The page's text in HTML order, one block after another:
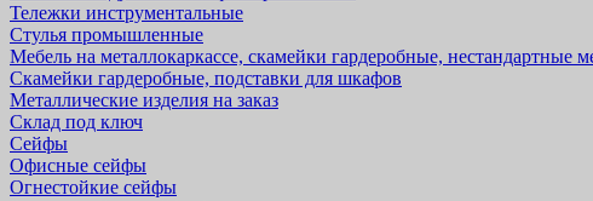
Тележки инструментальные
Стулья промышленные
Мебель на металлокаркассе, скамейки гардеробные, нестандартные
Скамейки гардеробные, подставки для шкафов
Металлические изделия на заказ
Склад под ключ
Сейфы
Офисные сейфы
Огнестойкие сейфы